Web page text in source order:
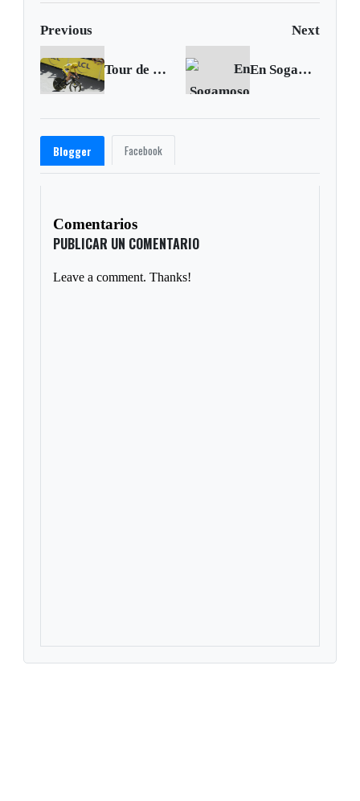
Previous Next
Tour de Francia: Froome da otro golpe de autoridad en la contrarreloj En Sogamoso es inminente una crisis social: Alcalde
Blogger Facebook
Comentarios
PUBLICAR UN COMENTARIO
Leave a comment. Thanks!